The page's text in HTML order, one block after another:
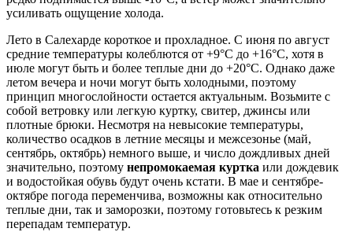
усиливать ощущение холода.
Лето в Салехарде короткое и прохладное. С июня по август
средние температуры колеблются от +9°C до +16°C, хотя в
июле могут быть и более теплые дни до +20°C. Однако даже
летом вечера и ночи могут быть холодными, поэтому
принцип многослойности остается актуальным. Возьмите с
собой ветровку или легкую куртку, свитер, джинсы или
плотные брюки. Несмотря на невысокие температуры,
количество осадков в летние месяцы и межсезонье (май,
сентябрь, октябрь) немного выше, и число дождливых дней
значительно, поэтому непромокаемая куртка или дождевик
и водостойкая обувь будут очень кстати. В мае и сентябре-
октябре погода переменчива, возможны как относительно
теплые дни, так и заморозки, поэтому готовьтесь к резким
перепадам температур.